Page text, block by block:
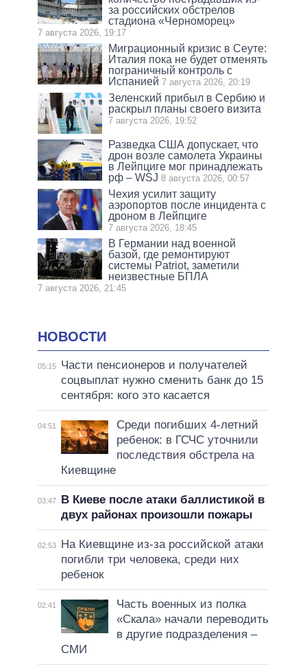
за российских обстрелов
стадиона «Черноморец»
7 августа 2026, 19:17
Миграционный кризис в Сеуте:
Италия пока не будет отменять
пограничный контроль с
Испанией 7 августа 2026, 20:19
Зеленский прибыл в Сербию и
раскрыл планы своего визита
7 августа 2026, 19:52
Разведка США допускает, что
дрон возле самолета Украины
в Лейпциге мог принадлежать
рф – WSJ 8 августа 2026, 00:57
Чехия усилит защиту
аэропортов после инцидента с
дроном в Лейпциге
7 августа 2026, 18:45
В Германии над военной
базой, где ремонтируют
системы Patriot, заметили
неизвестные БПЛА
7 августа 2026, 21:45
НОВОСТИ
05:15
Части пенсионеров и получателей
соцвыплат нужно сменить банк до 15
сентября: кого это касается
04:51
Среди погибших 4-летний
ребенок: в ГСЧС уточнили
последствия обстрела на
Киевщине
03:47
В Киеве после атаки баллистикой в
двух районах произошли пожары
02:53
На Киевщине из-за российской атаки
погибли три человека, среди них
ребенок
02:41
Часть военных из полка
«Скала» начали переводить
в другие подразделения –
СМИ